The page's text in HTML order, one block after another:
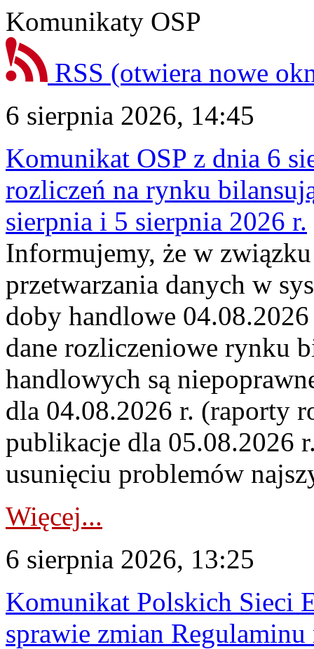
Komunikaty OSP
RSS (otwiera nowe
6 sierpnia 2026, 14:45
Komunikat OSP z dnia 6
rozliczeń na rynku
sierpnia i 5 sierpnia 2026 r.
Informujemy, że w
przetwarzania danych w
doby handlowe
dane rozliczeniowe rynku
handlowych są
dla 04.08.2026 r. (raporty
publikacje dla 05.08.2026
usunięciu problemów
Więcej...
6 sierpnia 2026, 13:25
Komunikat Polskich Sieci
sprawie zmian